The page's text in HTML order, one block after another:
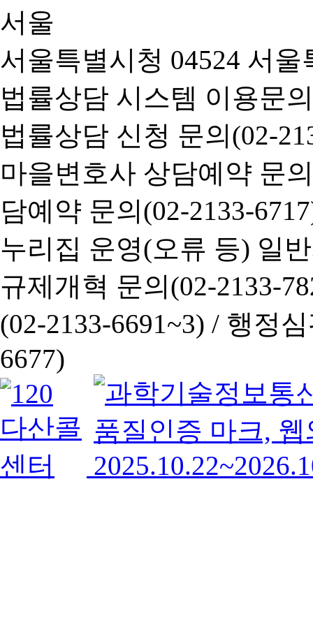
서울특별시청 04524 서
법률상담 시스템 이용문
법률상담 신청 문의(02-
마을변호사 상담예약 문
담예약 문의(02-2133-
누리집 운영(오류 등) 일
규제개혁 문의(02-2133-
(02-2133-6691~3) / 행정심
6677)